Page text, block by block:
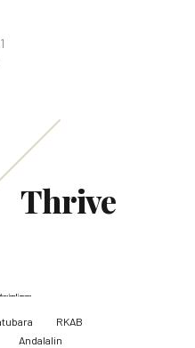
Thrive
RKAB
Andalalin